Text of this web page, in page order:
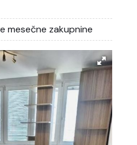
mesečne zakupnine